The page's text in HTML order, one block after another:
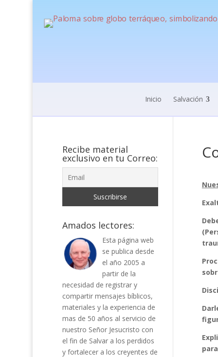
Inicio Salvación
Recibe material
exclusivo en tu Correo:
Amados lectores:
Esta página web
se publica desde
el año 2005 a
partir de la
necesidad de registrar y
compartir mensajes bíblicos,
materiales y la experiencia de
mas de 50 años al servicio de
nuestro Señor Jesucristo con
el fin de Salvar a los perdidos
y fortalecer a los creyentes de